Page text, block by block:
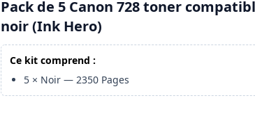
Pack de 5 Canon 728 toner
noir (Ink Hero)
Ce kit comprend :
5 × Noir —2350 Pages